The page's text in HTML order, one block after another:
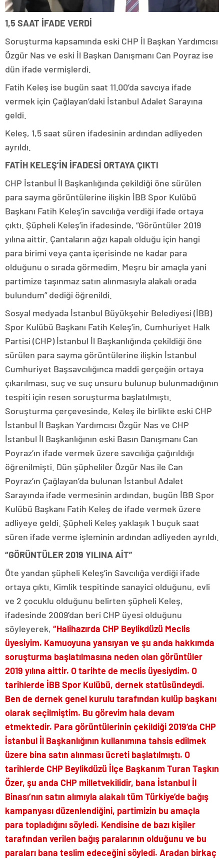
1,5 SAAT İFADE VERDİ
Soruşturma kapsamında eski CHP İl Başkan Yardımcısı
Özgür Nas ve eski İl Başkan Danışmanı Can Poyraz ise
dün ifade vermişlerdi.
Fatih Keleş ise bugün saat 11.00’da savcıya ifade
vermek için Çağlayan’daki İstanbul Adalet Sarayına
geldi.
Keleş, 1,5 saat süren ifadesinin ardından adliyeden
ayrıldı.
FATİH KELEŞ’İN İFADESİ ORTAYA ÇIKTI
CHP İstanbul İl Başkanlığında çekildiği öne sürülen
para sayma görüntülerine ilişkin İBB Spor Kulübü
Başkanı Fatih Keleş’in savcılığa verdiği ifade ortaya
çıktı. Şüpheli Keleş’in ifadesinde, “Görüntüler 2019
yılına aittir. Çantaların ağzı kapalı olduğu için hangi
para birimi veya çanta içerisinde ne kadar para
olduğunu o sırada görmedim. Meşru bir amaçla yani
partimize taşınmaz satın alınmasıyla alakalı orada
bulundum” dediği öğrenildi.
Sosyal medyada İstanbul Büyükşehir Belediyesi (İBB)
Spor Kulübü Başkanı Fatih Keleş’in, Cumhuriyet Halk
Partisi (CHP) İstanbul İl Başkanlığında çekildiği öne
sürülen para sayma görüntülerine ilişkin İstanbul
Cumhuriyet Başsavcılığınca maddi gerçeğin ortaya
çıkarılması, suç ve suç unsuru bulunup bulunmadığının
tespiti için resen soruşturma başlatılmıştı.
Soruşturma çerçevesinde, Keleş ile birlikte eski CHP
İstanbul İl Başkan Yardımcısı Özgür Nas ve CHP
İstanbul İl Başkanlığının eski Basın Danışmanı Can
Poyraz’ın ifade vermek üzere savcılığa çağırıldığı
öğrenilmişti. Dün şüpheliler Özgür Nas ile Can
Poyraz’ın Çağlayan’da bulunan İstanbul Adalet
Sarayında ifade vermesinin ardından, bugün İBB Spor
Kulübü Başkanı Fatih Keleş de ifade vermek üzere
adliyeye geldi. Şüpheli Keleş yaklaşık 1 buçuk saat
süren ifade verme işleminin ardından adliyeden ayrıldı.
“GÖRÜNTÜLER 2019 YILINA AİT”
Öte yandan şüpheli Keleş’in Savcılığa verdiği ifade
ortaya çıktı. Kimlik tespitinde sanayici olduğunu, evli
ve 2 çocuklu olduğunu belirten şüpheli Keleş,
ifadesinde 2009’dan beri CHP üyesi olduğunu
söyleyerek, “Halihazırda CHP Beylikdüzü Meclis
üyesiyim. Kamuoyuna yansıyan ve şu anda hakkımda
soruşturma başlatılmasına neden olan görüntüler
2019 yılına aittir. O tarihte de meclis üyesiydim. O
tarihlerde İBB Spor Kulübü, dernek statüsündeydi.
Ben de dernek genel kurulu tarafından kulüp başkanı
olarak seçilmiştim. Bu görevim hala devam
etmektedir. Para görüntülerinin çekildiği 2019’da CHP
İstanbul İl Başkanlığının kullanımına tahsis edilmek
üzere bina satın alınması ücreti başlatılmıştı. O
tarihlerde CHP Beylikdüzü İlçe Başkanım Turan Taşkın
Özer, şu anda CHP milletvekilidir, bana İstanbul İl
Binası’nın satın alımıyla alakalı tüm Türkiye’de bağış
kampanyası düzenlendiğini, partimizin bu amaçla
para topladığını söyledi. Kendisine de bazı kişiler
tarafından verilen bağış paralarının olduğunu ve bu
paraları bana teslim edeceğini söyledi. Aradan birkaç